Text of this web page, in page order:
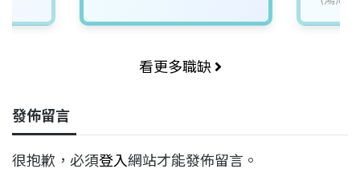
看更多職缺
發佈留言
很抱歉，必須登入網站才能發佈留言。